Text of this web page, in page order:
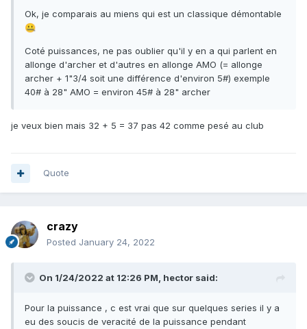
Ok, je comparais au miens qui est un classique démontable
🤐
Coté puissances, ne pas oublier qu'il y en a qui parlent en
allonge d'archer et d'autres en allonge AMO (= allonge
archer + 1"3/4 soit une différence d'environ 5#) exemple
40# à 28" AMO = environ 45# à 28" archer
je veux bien mais 32 + 5 = 37 pas 42 comme pesé au club
Quote
crazy
Posted January 24, 2022
On 1/24/2022 at 12:26 PM, hector said:
Pour la puissance , c est vrai que sur quelques series il y a
eu des soucis de veracité de la puissance pendant